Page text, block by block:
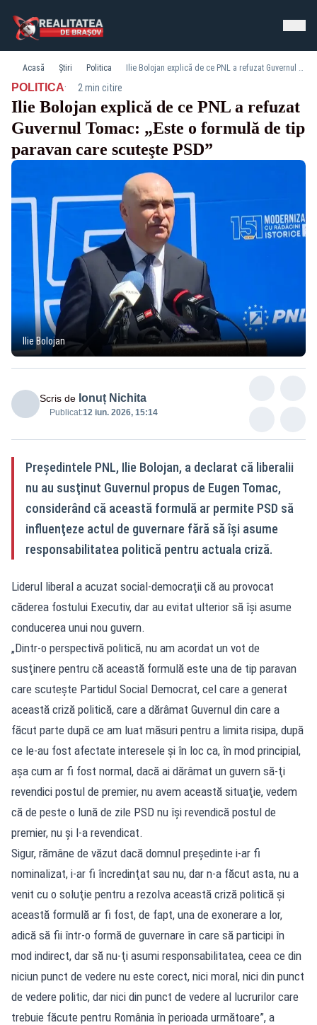
Acasă Știri Politica Ilie Bolojan explică de ce PNL a refuzat Guvernul Tomac: „Este o formulă de tip paravan care scuteşte PSD”
POLITICA· 2 min citire
Ilie Bolojan explică de ce PNL a refuzat
Guvernul Tomac: „Este o formulă de tip
paravan care scuteşte PSD”
Ilie Bolojan
Scris de Ionuț Nichita
Publicat:12 iun. 2026, 15:14
Preşedintele PNL, Ilie Bolojan, a declarat că liberalii
nu au susţinut Guvernul propus de Eugen Tomac,
considerând că această formulă ar permite PSD să
influenţeze actul de guvernare fără să îşi asume
responsabilitatea politică pentru actuala criză.
Liderul liberal a acuzat social-democraţii că au provocat
căderea fostului Executiv, dar au evitat ulterior să îşi asume
conducerea unui nou guvern.
„Dintr-o perspectivă politică, nu am acordat un vot de
susţinere pentru că această formulă este una de tip paravan
care scuteşte Partidul Social Democrat, cel care a generat
această criză politică, care a dărâmat Guvernul din care a
făcut parte după ce am luat măsuri pentru a limita risipa, după
ce le-au fost afectate interesele şi în loc ca, în mod principial,
aşa cum ar fi fost normal, dacă ai dărâmat un guvern să-ţi
revendici postul de premier, nu avem această situaţie, vedem
că de peste o lună de zile PSD nu îşi revendică postul de
premier, nu şi l-a revendicat.
Sigur, rămâne de văzut dacă domnul preşedinte i-ar fi
nominalizat, i-ar fi încredinţat sau nu, dar n-a făcut asta, nu a
venit cu o soluţie pentru a rezolva această criză politică şi
această formulă ar fi fost, de fapt, una de exonerare a lor,
adică să fii într-o formă de guvernare în care să participi în
mod indirect, dar să nu-ţi asumi responsabilitatea, ceea ce din
niciun punct de vedere nu este corect, nici moral, nici din punct
de vedere politic, dar nici din punct de vedere al lucrurilor care
trebuie făcute pentru România în perioada următoare”, a